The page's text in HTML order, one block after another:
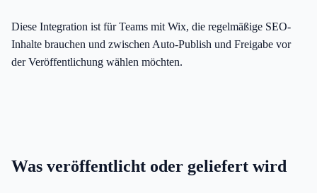
Diese Integration ist für Teams mit Wix, die regelmäßige SEO-
Inhalte brauchen und zwischen Auto-Publish und Freigabe vor
der Veröffentlichung wählen möchten.
Was veröffentlicht oder geliefert wird